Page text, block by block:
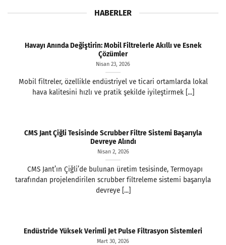
HABERLER
Havayı Anında Değiştirin: Mobil Filtrelerle Akıllı ve Esnek
Çözümler
Nisan 23, 2026
Mobil filtreler, özellikle endüstriyel ve ticari ortamlarda lokal
hava kalitesini hızlı ve pratik şekilde iyileştirmek [...]
CMS Jant Çiğli Tesisinde Scrubber Filtre Sistemi Başarıyla
Devreye Alındı
Nisan 2, 2026
CMS Jant’ın Çiğli’de bulunan üretim tesisinde, Termoyapı
tarafından projelendirilen scrubber filtreleme sistemi başarıyla
devreye [...]
Endüstride Yüksek Verimli Jet Pulse Filtrasyon Sistemleri
Mart 30, 2026